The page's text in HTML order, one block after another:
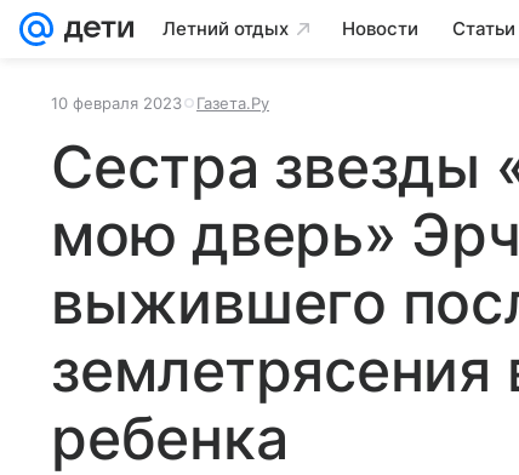
Летний отдых Новости Статьи
10 февраля 2023 Газета.Ру
Сестра звезды
мою дверь»
выжившего
землетрясения
ребенка